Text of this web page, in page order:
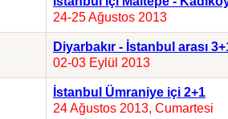
24-25 Ağustos 2013
Diyarbakır - İstanbul arası
02-03 Eylül 2013
İstanbul Ümraniye içi 2+1
24 Ağustos 2013, Cumartesi